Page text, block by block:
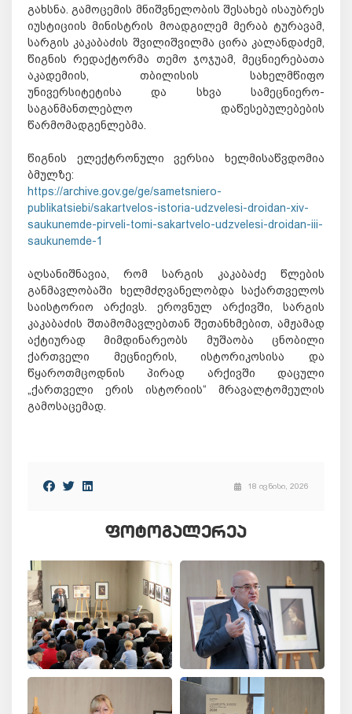
გახსნა. გამოცემის მნიშვნელობის შესახებ ისაუბრეს
იუსტიციის მინისტრის მოადგილემ მერაბ ტურავამ,
სარგის კაკაბაძის შვილიშვილმა ცირა კალანდაძემ,
წიგნის რედაქტორმა თემო ჯოჯუამ, მეცნიერებათა
აკადემიის, თბილისის სახელმწიფო
უნივერსიტეტისა და სხვა სამეცნიერო-
საგანმანთლებლო დაწესებულებების
წარმომადგენლებმა.
წიგნის ელექტრონული ვერსია ხელმისაწვდომია
ბმულზე:
https://archive.gov.ge/ge/sametsniero-
publikatsiebi/sakartvelos-istoria-udzvelesi-droidan-xiv-
saukunemde-pirveli-tomi-sakartvelo-udzvelesi-droidan-iii-
saukunemde-1
აღსანიშნავია, რომ სარგის კაკაბაძე წლების
განმავლობაში ხელმძღვანელობდა საქართველოს
საისტორიო არქივს. ეროვნულ არქივში, სარგის
კაკაბაძის შთამომავლებთან შეთანხმებით, ამჟამად
აქტიურად მიმდინარეობს მუშაობა ცნობილი
ქართველი მეცნიერის, ისტორიკოსისა და
წყაროთმცოდნის პირად არქივში დაცული
„ქართველი ერის ისტორიის“ მრავალტომეულის
გამოსაცემად.
18 ივნისი, 2026
ᲤᲝᲢᲝᲒᲐᲚᲔᲠᲔᲐ